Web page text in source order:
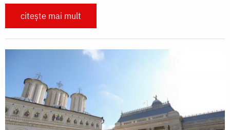
citește mai mult